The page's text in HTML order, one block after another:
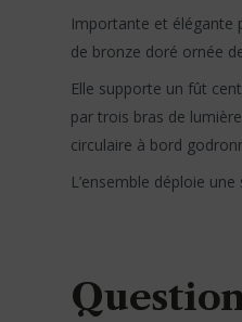
Importante et élégante
de bronze doré ornée
Elle supporte un fût
par trois bras de
circulaire à bord
L’ensemble déploie